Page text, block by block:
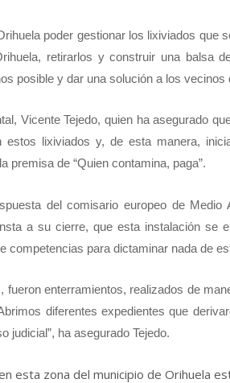
poder gestionar los lixiviados que
retirarlos y construir una balsa
posible y dar una solución a los vecinos
Vicente Tejedo, quien ha asegurado
lixiviados y, de esta manera,
premisa de “Quien contamina, paga”.
del comisario europeo de Medio
a su cierre, que esta instalación se
competencias para dictaminar nada de
enterramientos, realizados de
diferentes expedientes que
judicial”, ha asegurado Tejedo.
esta zona del municipio de Orihuela